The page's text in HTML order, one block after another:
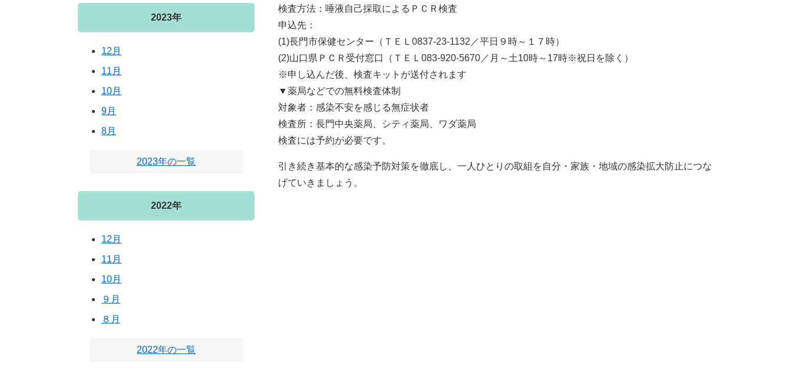
検査方法：唾液自己採取によるＰＣＲ検査
申込先：
(1)長門市保健センター（ＴＥＬ0837-23-1132／平日９時～１７時）
(2)山口県ＰＣＲ受付窓口（ＴＥＬ083-920-5670／月～土10時～17時※祝日を除く）
※申し込んだ後、検査キットが送付されます
▼薬局などでの無料検査体制
対象者：感染不安を感じる無症状者
検査所：長門中央薬局、シティ薬局、ワダ薬局
検査には予約が必要です。
引き続き基本的な感染予防対策を徹底し、一人ひとりの取組を自分・家族・地域の感染拡大防止につな
げていきましょう。
2023年
12月
11月
10月
9月
8月
2023年の一覧
2022年
12月
11月
10月
９月
８月
2022年の一覧